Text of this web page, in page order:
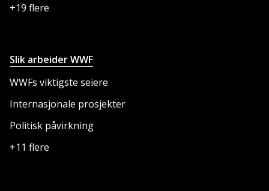
+19 flere
Slik arbeider WWF
WWFs viktigste seiere
Internasjonale prosjekter
Politisk påvirkning
+11 flere